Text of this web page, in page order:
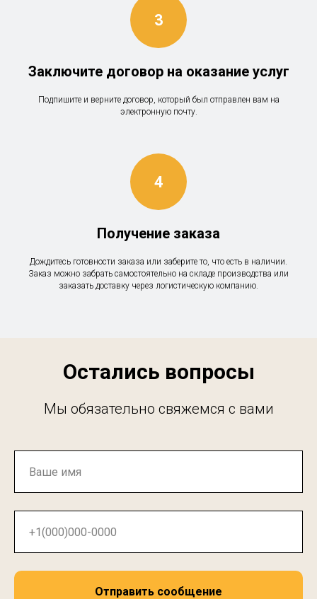
Заключите договор на оказание услуг
Подпишите и верните договор, который был отправлен вам на
электронную почту.
Получение заказа
Дождитесь готовности заказа или заберите то, что есть в наличии.
Заказ можно забрать самостоятельно на складе производства или
заказать доставку через логистическую компанию.
Остались вопросы
Мы обязательно свяжемся с вами
Отправить сообщение